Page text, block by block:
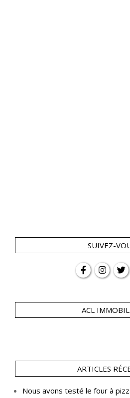
SUIVEZ-
ACL
ARTICLES
Nous avons testé le four à